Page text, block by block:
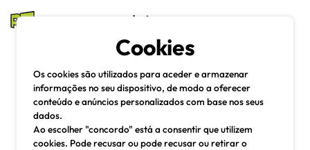
mesas e cadeiras
Pesquisa
Cookies
Os cookies são utilizados para aceder e armazenar
informações no seu dispositivo, de modo a oferecer
conteúdo e anúncios personalizados com base nos seus
dados.
Ao escolher "concordo" está a consentir que utilizem
cookies. Pode recusar ou pode recusar ou retirar o